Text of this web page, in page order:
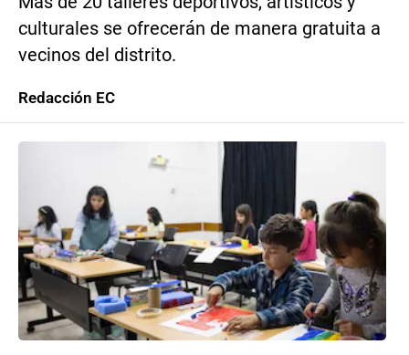
culturales se ofrecerán de manera gratuita a
vecinos del distrito.
Redacción EC